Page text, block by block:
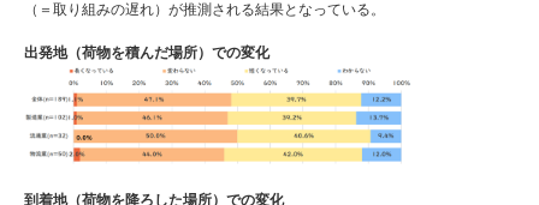
（＝取り組みの遅れ）が推測される結果となっている。
出発地（荷物を積んだ場所）での変化
到着地（荷物を降ろした場所）での変化